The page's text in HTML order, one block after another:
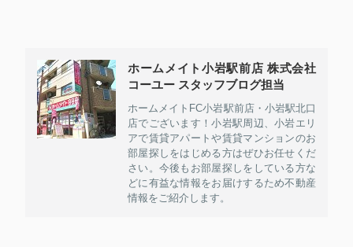
ホームメイト小岩駅前店 株式会社
コーユー スタッフブログ担当
ホームメイトFC小岩駅前店・小岩駅北口
店でございます！小岩駅周辺、小岩エリ
アで賃貸アパートや賃貸マンションのお
部屋探しをはじめる方はぜひお任せくだ
さい。今後もお部屋探しをしている方な
どに有益な情報をお届けするため不動産
情報をご紹介します。